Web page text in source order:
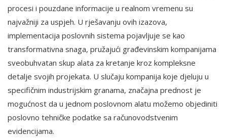
procesi i pouzdane informacije u realnom vremenu su
najvažniji za uspjeh. U rješavanju ovih izazova,
implementacija poslovnih sistema pojavljuje se kao
transformativna snaga, pružajući građevinskim kompanijama
sveobuhvatan skup alata za kretanje kroz kompleksne
detalje svojih projekata. U slučaju kompanija koje djeluju u
specifičnim industrijskim granama, značajna prednost je
mogućnost da u jednom poslovnom alatu možemo objediniti
poslovno tehničke podatke sa računovodstvenim
evidencijama.